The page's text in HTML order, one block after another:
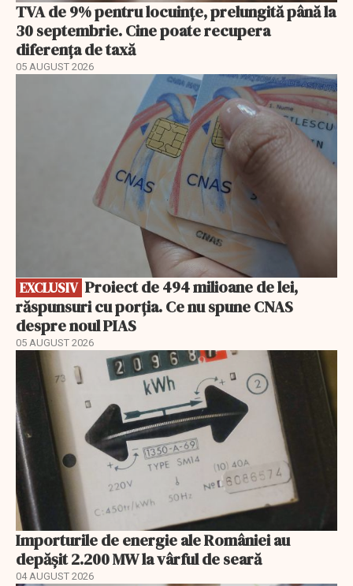
TVA de 9% pentru locuințe, prelungită până la
30 septembrie. Cine poate recupera
diferența de taxă
05 AUGUST 2026
EXCLUSIV
răspunsuri cu porția. Ce nu spune CNAS
despre noul PIAS
05 AUGUST 2026
Importurile de energie ale României au
depășit 2.200 MW la vârful de seară
04 AUGUST 2026